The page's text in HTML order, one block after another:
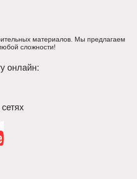
материалов. Мы предлагаем
сложности!
онлайн: